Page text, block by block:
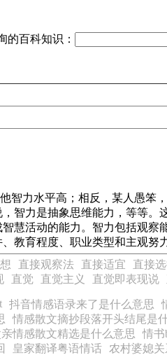
的百科知识：
智力水平高；相反，某人愚
智力是抽象思维能力，等等
慧活动的能力。智力包括观
教育程度、职业类型和主观努
直接观察法 直接适宜 直接
直觉 直觉主义 直觉即表现说
抖音情感语录来了是什么意思
情感散文摘抄段落开头结尾是
情感散文精选是什么意思 情书
皇家翻译粤语情话 农村婆媳